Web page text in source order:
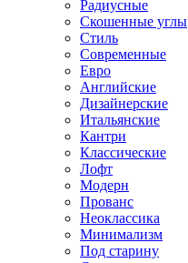
Радиусные
Скошенные углы
Стиль
Современные
Евро
Английские
Дизайнерские
Итальянские
Кантри
Классические
Лофт
Модерн
Прованс
Неоклассика
Минимализм
Под старину